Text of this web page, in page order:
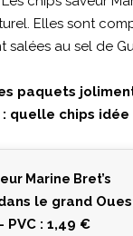
Elles sont
au sel de
paquets
quelle chips idée
Marine Bret’s
le grand
PVC : 1,49 €